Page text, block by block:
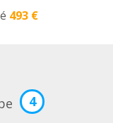
493 €
4